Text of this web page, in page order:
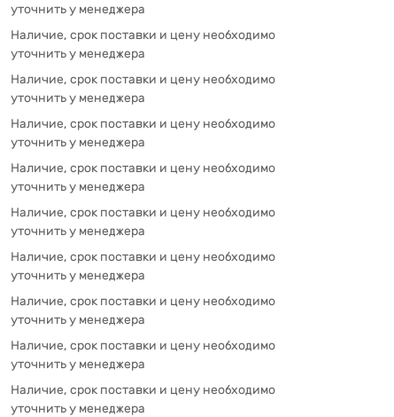
уточнить у менеджера
Наличие, срок поставки и цену необходимо
уточнить у менеджера
Наличие, срок поставки и цену необходимо
уточнить у менеджера
Наличие, срок поставки и цену необходимо
уточнить у менеджера
Наличие, срок поставки и цену необходимо
уточнить у менеджера
Наличие, срок поставки и цену необходимо
уточнить у менеджера
Наличие, срок поставки и цену необходимо
уточнить у менеджера
Наличие, срок поставки и цену необходимо
уточнить у менеджера
Наличие, срок поставки и цену необходимо
уточнить у менеджера
Наличие, срок поставки и цену необходимо
уточнить у менеджера